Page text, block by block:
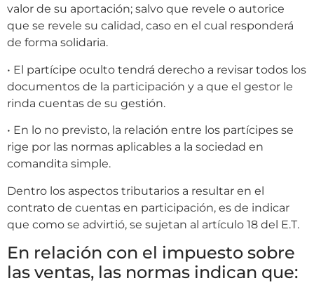
valor de su aportación; salvo que revele o autorice
que se revele su calidad, caso en el cual responderá
de forma solidaria.
• El partícipe oculto tendrá derecho a revisar todos los
documentos de la participación y a que el gestor le
rinda cuentas de su gestión.
• En lo no previsto, la relación entre los partícipes se
rige por las normas aplicables a la sociedad en
comandita simple.
Dentro los aspectos tributarios a resultar en el
contrato de cuentas en participación, es de indicar
que como se advirtió, se sujetan al artículo 18 del E.T.
En relación con el impuesto sobre
las ventas, las normas indican que: